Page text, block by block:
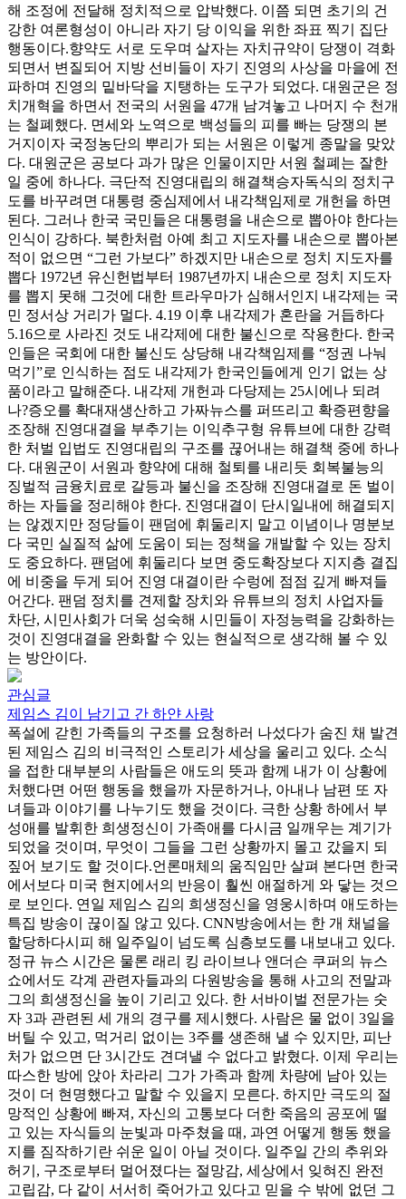
해 조정에 전달해 정치적으로 압박했다. 이쯤 되면 초기의 건
강한 여론형성이 아니라 자기 당 이익을 위한 좌표 찍기 집단
행동이다.향약도 서로 도우며 살자는 자치규약이 당쟁이 격화
되면서 변질되어 지방 선비들이 자기 진영의 사상을 마을에 전
파하며 진영의 밑바닥을 지탱하는 도구가 되었다. 대원군은 정
치개혁을 하면서 전국의 서원을 47개 남겨놓고 나머지 수 천개
는 철폐했다. 면세와 노역으로 백성들의 피를 빠는 당쟁의 본
거지이자 국정농단의 뿌리가 되는 서원은 이렇게 종말을 맞았
다. 대원군은 공보다 과가 많은 인물이지만 서원 철폐는 잘한
일 중에 하나다. 극단적 진영대립의 해결책승자독식의 정치구
도를 바꾸려면 대통령 중심제에서 내각책임제로 개헌을 하면
된다. 그러나 한국 국민들은 대통령을 내손으로 뽑아야 한다는
인식이 강하다. 북한처럼 아예 최고 지도자를 내손으로 뽑아본
적이 없으면 “그런 가보다” 하겠지만 내손으로 정치 지도자를
뽑다 1972년 유신헌법부터 1987년까지 내손으로 정치 지도자
를 뽑지 못해 그것에 대한 트라우마가 심해서인지 내각제는 국
민 정서상 거리가 멀다. 4.19 이후 내각제가 혼란을 거듭하다
5.16으로 사라진 것도 내각제에 대한 불신으로 작용한다. 한국
인들은 국회에 대한 불신도 상당해 내각책임제를 “정권 나눠
먹기”로 인식하는 점도 내각제가 한국인들에게 인기 없는 상
품이라고 말해준다. 내각제 개헌과 다당제는 25시에나 되려
나?증오를 확대재생산하고 가짜뉴스를 퍼뜨리고 확증편향을
조장해 진영대결을 부추기는 이익추구형 유튜브에 대한 강력
한 처벌 입법도 진영대립의 구조를 끊어내는 해결책 중에 하나
다. 대원군이 서원과 향약에 대해 철퇴를 내리듯 회복불능의
징벌적 금융치료로 갈등과 불신을 조장해 진영대결로 돈 벌이
하는 자들을 정리해야 한다. 진영대결이 단시일내에 해결되지
는 않겠지만 정당들이 팬덤에 휘둘리지 말고 이념이나 명분보
다 국민 실질적 삶에 도움이 되는 정책을 개발할 수 있는 장치
도 중요하다. 팬덤에 휘둘리다 보면 중도확장보다 지지층 결집
에 비중을 두게 되어 진영 대결이란 수렁에 점점 깊게 빠져들
어간다. 팬덤 정치를 견제할 장치와 유튜브의 정치 사업자들
차단, 시민사회가 더욱 성숙해 시민들이 자정능력을 강화하는
것이 진영대결을 완화할 수 있는 현실적으로 생각해 볼 수 있
는 방안이다.
관심글
제임스 김이 남기고 간 하얀 사랑
폭설에 갇힌 가족들의 구조를 요청하러 나섰다가 숨진 채 발견
된 제임스 김의 비극적인 스토리가 세상을 울리고 있다. 소식
을 접한 대부분의 사람들은 애도의 뜻과 함께 내가 이 상황에
처했다면 어떤 행동을 했을까 자문하거나, 아내나 남편 또 자
녀들과 이야기를 나누기도 했을 것이다. 극한 상황 하에서 부
성애를 발휘한 희생정신이 가족애를 다시금 일깨우는 계기가
되었을 것이며, 무엇이 그들을 그런 상황까지 몰고 갔을지 되
짚어 보기도 할 것이다.언론매체의 움직임만 살펴 본다면 한국
에서보다 미국 현지에서의 반응이 훨씬 애절하게 와 닿는 것으
로 보인다. 연일 제임스 김의 희생정신을 영웅시하며 애도하는
특집 방송이 끊이질 않고 있다. CNN방송에서는 한 개 채널을
할당하다시피 해 일주일이 넘도록 심층보도를 내보내고 있다.
정규 뉴스 시간은 물론 래리 킹 라이브나 앤더슨 쿠퍼의 뉴스
쇼에서도 각계 관련자들과의 다원방송을 통해 사고의 전말과
그의 희생정신을 높이 기리고 있다. 한 서바이벌 전문가는 숫
자 3과 관련된 세 개의 경구를 제시했다. 사람은 물 없이 3일을
버틸 수 있고, 먹거리 없이는 3주를 생존해 낼 수 있지만, 피난
처가 없으면 단 3시간도 견뎌낼 수 없다고 밝혔다. 이제 우리는
따스한 방에 앉아 차라리 그가 가족과 함께 차량에 남아 있는
것이 더 현명했다고 말할 수 있을지 모른다. 하지만 극도의 절
망적인 상황에 빠져, 자신의 고통보다 더한 죽음의 공포에 떨
고 있는 자식들의 눈빛과 마주쳤을 때, 과연 어떻게 행동 했을
지를 짐작하기란 쉬운 일이 아닐 것이다. 일주일 간의 추위와
허기, 구조로부터 멀어졌다는 절망감, 세상에서 잊혀진 완전
고립감, 다 같이 서서히 죽어가고 있다고 믿을 수 밖에 없던 그